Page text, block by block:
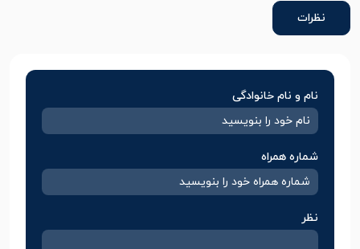
نظرات
نام و نام خانوادگی
شماره همراه
نظر